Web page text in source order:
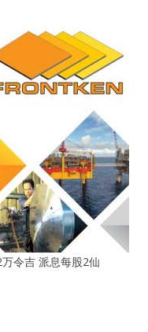
令吉 派息每股2仙